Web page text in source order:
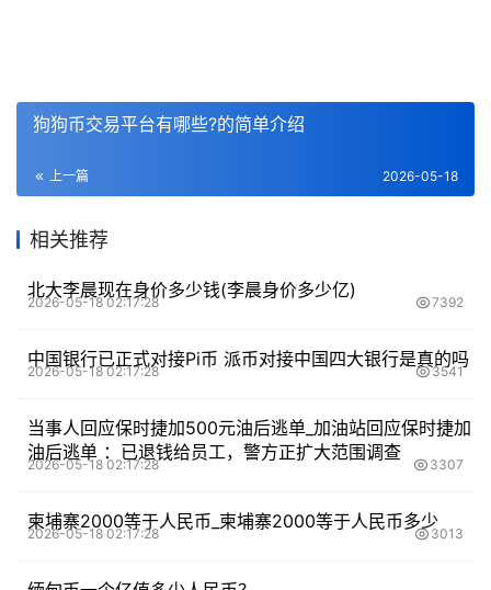
狗狗币交易平台有哪些?的简单介绍
上一篇 2026-05-18
相关推荐
北大李晨现在身价多少钱(李晨身价多少亿)
2026-05-18 02:17:28 7392
中国银行已正式对接Pi币 派币对接中国四大银行是真的吗
2026-05-18 02:17:28 3541
当事人回应保时捷加500元油后逃单_加油站回应保时捷加
油后逃单 ：已退钱给员工，警方正扩大范围调查
2026-05-18 02:17:28 3307
柬埔寨2000等于人民币_柬埔寨2000等于人民币多少
2026-05-18 02:17:28 3013